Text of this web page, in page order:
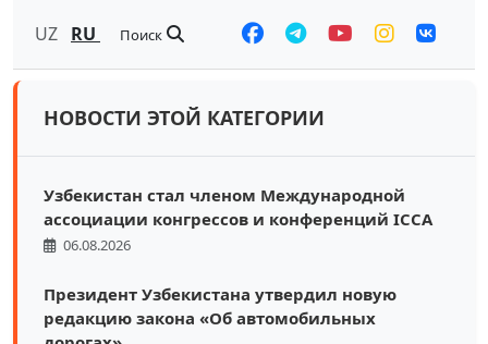
UZ RU Поиск
НОВОСТИ ЭТОЙ КАТЕГОРИИ
Узбекистан стал членом Международной
ассоциации конгрессов и конференций ICCA
06.08.2026
Президент Узбекистана утвердил новую
редакцию закона «Об автомобильных